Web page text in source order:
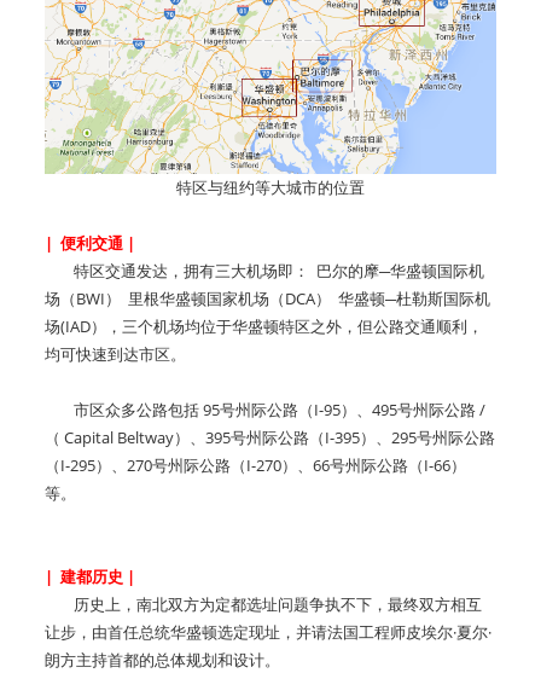
特区与纽约等大城市的位置
| 便利交通 |
特区交通发达，拥有三大机场即： 巴尔的摩─华盛顿国际机
场（BWI） 里根华盛顿国家机场（DCA） 华盛顿─杜勒斯国际机
场(IAD），三个机场均位于华盛顿特区之外，但公路交通顺利，
均可快速到达市区。
市区众多公路包括 95号州际公路（I-95）、495号州际公路 /
（ Capital Beltway）、395号州际公路（I-395）、295号州际公路
（I-295）、270号州际公路（I-270）、66号州际公路（I-66）
等。
| 建都历史 |
历史上，南北双方为定都选址问题争执不下，最终双方相互
让步，由首任总统华盛顿选定现址，并请法国工程师皮埃尔·夏尔·
朗方主持首都的总体规划和设计。